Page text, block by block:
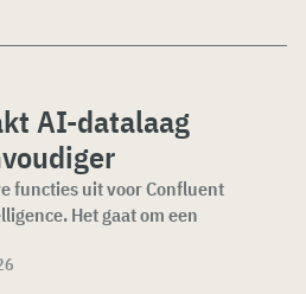
AI-datalaag
functies uit voor Confluent
Het gaat om een